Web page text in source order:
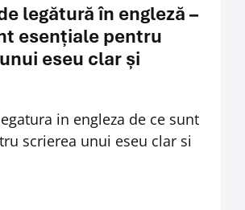
legătură în engleză –
esențiale pentru
eseu clar și